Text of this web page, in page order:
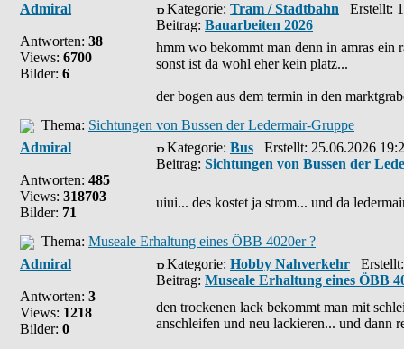
Admiral
Antworten: 38
Views: 6700
Bilder: 6
Kategorie: Tram / Stadtbahn Erstellt:
Beitrag: Bauarbeiten 2026
hmm wo bekommt man denn in amras ein
sonst ist da wohl eher kein platz...
der bogen aus dem termin in den
Thema: Sichtungen von Bussen der Ledermair-Gruppe
Admiral
Antworten: 485
Views: 318703
Bilder: 71
Kategorie: Bus Erstellt: 25.06.2026
Beitrag: Sichtungen von Bussen der
uiui... des kostet ja strom... und da
Thema: Museale Erhaltung eines ÖBB 4020er ?
Admiral
Antworten: 3
Views: 1218
Bilder: 0
Kategorie: Hobby Nahverkehr
Beitrag: Museale Erhaltung eines ÖBB
den trockenen lack bekommt man mit
anschleifen und neu lackieren... und dann